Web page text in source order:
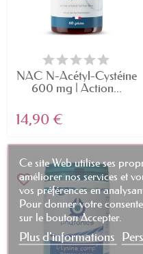
NAC N-Acétyl-Cystéine
600 mg | Action...
14,90 €
favorite_border
Ce site Web utilise ses
améliorer nos services et
vos préférences en
Pour donner votre
sur le bouton Accepter.
Plus d'informations